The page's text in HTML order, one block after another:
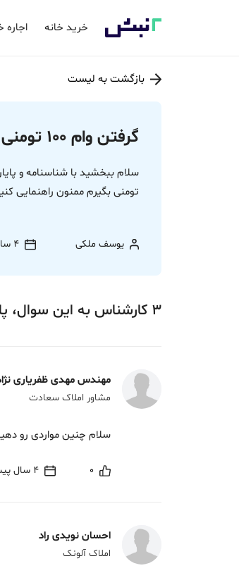
خرید خانه اجاره
بازگشت به لیست
گرفتن وام 100 تومنی برای خانه روستایی
تومنی بگیرم ممنون راهنمایی
یوسف ملکی 4 سال پیش
3 کارشناس به این سوال،
مهندس مهدی ظفریاری
مشاور املاک سعادت
سلام چنین مواردی رو
0 4 سال پیش
احسان نویدی راد
املاک آلونک